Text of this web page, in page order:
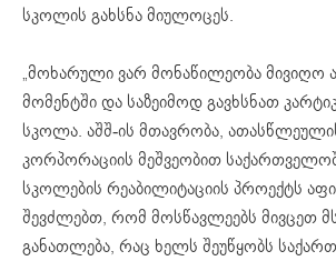
სკოლის გახსნა მიულოცეს.
„მოხარული ვარ მონაწილეობა მივიღო
მომენტში და საზეიმოდ გავხსნათ
სკოლა. აშშ-ის მთავრობა,
კორპორაციის მეშვეობით
სკოლების რეაბილიტაციის პროექტს
შევძლებთ, რომ მოსწავლეებს მივცეთ
განათლება, რაც ხელს შეუწყობს